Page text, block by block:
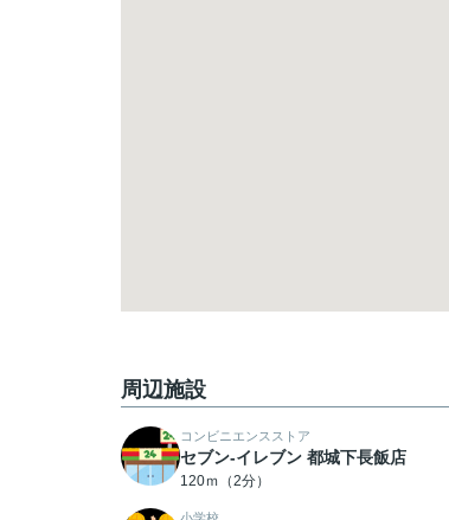
周辺施設
コンビニエンスストア
セブン-イレブン 都城下長飯店
120ｍ（2分）